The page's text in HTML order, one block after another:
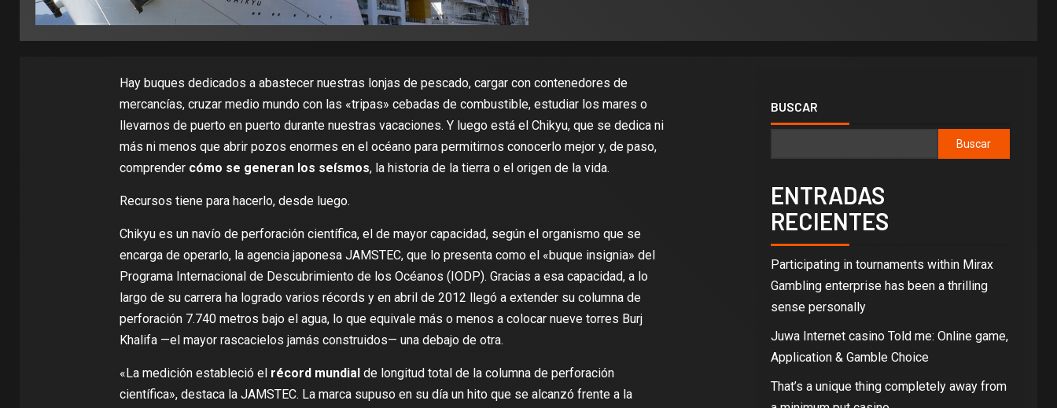
Hay buques dedicados a abastecer nuestras lonjas de pescado, cargar con contenedores de
mercancías, cruzar medio mundo con las «tripas» cebadas de combustible, estudiar los mares o
llevarnos de puerto en puertodurante nuestras vacaciones. Y luego está el Chikyu, que se dedica ni
más ni menos que abrir pozos enormes en el océano para permitirnos conocerlo mejor y, de paso,
comprender cómo se generan los seísmos, la historia de la tierra o el origen de la vida.
Recursos tiene para hacerlo, desde luego.
Chikyu es un navío de perforación científica, el de mayor capacidad, según el organismo que se
encarga de operarlo, la agencia japonesa JAMSTEC, que lo presenta como el «buque insignia» del
Programa Internacional de Descubrimiento de los Océanos (IODP). Gracias a esa capacidad, a lo
largo de su carrera ha logrado varios récords y en abril de 2012 llegó a extender su columna de
perforación 7.740 metros bajo el agua, lo que equivale más o menos a colocar nueve torres Burj
Khalifa—el mayor rascacielos jamás construidos— una debajo de otra.
«La medición estableció el récord mundialde longitud total de la columna de perforación
científica», destaca la JAMSTEC. La marca supuso en su día un hito que se alcanzó frente a la
BUSCAR
Buscar
ENTRADAS
RECIENTES
Participating in tournaments within Mirax
Gambling enterprise has been a thrilling
sense personally
Juwa Internet casino Told me: Online game,
Application & Gamble Choice
That’s a unique thing completely away from